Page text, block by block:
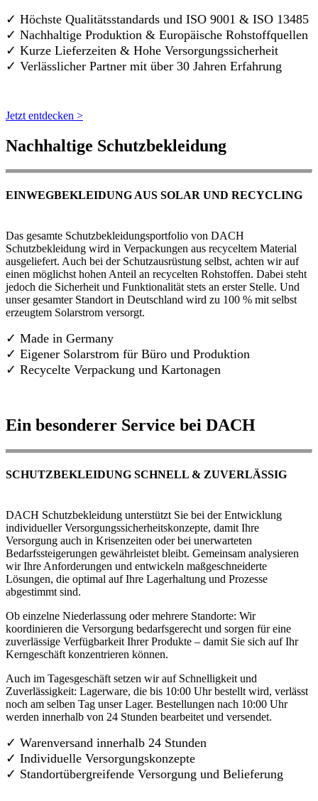
✓ Höchste Qualitätsstandards und ISO 9001 & ISO 13485
✓ Nachhaltige Produktion & Europäische Rohstoffquellen
✓ Kurze Lieferzeiten & Hohe Versorgungssicherheit
✓ Verlässlicher Partner mit über 30 Jahren Erfahrung
Jetzt entdecken >
Nachhaltige Schutzbekleidung
EINWEGBEKLEIDUNG AUS SOLAR UND RECYCLING
Das gesamte Schutzbekleidungsportfolio von DACH
Schutzbekleidung wird in Verpackungen aus recyceltem Material
ausgeliefert. Auch bei der Schutzausrüstung selbst, achten wir auf
einen möglichst hohen Anteil an recycelten Rohstoffen. Dabei steht
jedoch die Sicherheit und Funktionalität stets an erster Stelle. Und
unser gesamter Standort in Deutschland wird zu 100 % mit selbst
erzeugtem Solarstrom versorgt.
✓ Made in Germany
✓ Eigener Solarstrom für Büro und Produktion
✓ Recycelte Verpackung und Kartonagen
Ein besonderer Service bei DACH
SCHUTZBEKLEIDUNG SCHNELL & ZUVERLÄSSIG
DACH Schutzbekleidung unterstützt Sie bei der Entwicklung
individueller Versorgungssicherheitskonzepte, damit Ihre
Versorgung auch in Krisenzeiten oder bei unerwarteten
Bedarfssteigerungen gewährleistet bleibt. Gemeinsam analysieren
wir Ihre Anforderungen und entwickeln maßgeschneiderte
Lösungen, die optimal auf Ihre Lagerhaltung und Prozesse
abgestimmt sind.
Ob einzelne Niederlassung oder mehrere Standorte: Wir
koordinieren die Versorgung bedarfsgerecht und sorgen für eine
zuverlässige Verfügbarkeit Ihrer Produkte – damit Sie sich auf Ihr
Kerngeschäft konzentrieren können.
Auch im Tagesgeschäft setzen wir auf Schnelligkeit und
Zuverlässigkeit: Lagerware, die bis 10:00 Uhr bestellt wird, verlässt
noch am selben Tag unser Lager. Bestellungen nach 10:00 Uhr
werden innerhalb von 24 Stunden bearbeitet und versendet.
✓ Warenversand innerhalb 24 Stunden
✓ Individuelle Versorgungskonzepte
✓ Standortübergreifende Versorgung und Belieferung